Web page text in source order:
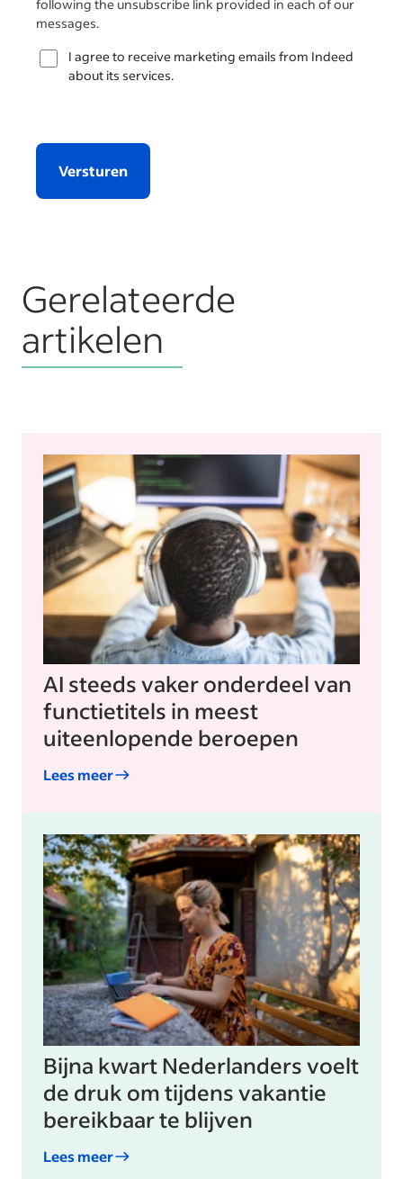
following the unsubscribe link provided in each of our
messages.
I agree to receive marketing emails from Indeed
about its services.
Versturen
Gerelateerde
artikelen
AI steeds vaker onderdeel van
functietitels in meest
uiteenlopende beroepen
Lees meer
Bijna kwart Nederlanders voelt
de druk om tijdens vakantie
bereikbaar te blijven
Lees meer